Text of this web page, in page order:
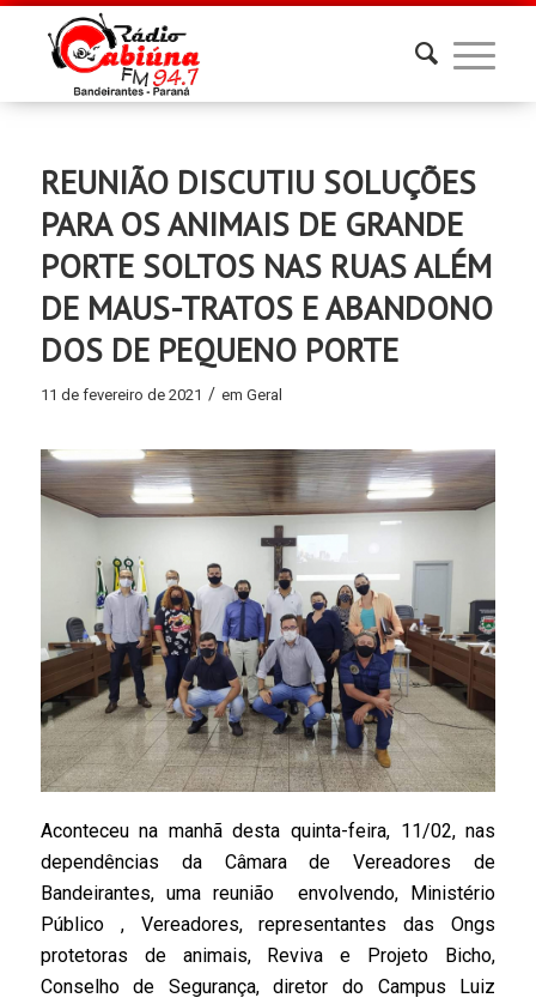
REUNIÃO DISCUTIU SOLUÇÕES
PARA OS ANIMAIS DE GRANDE
PORTE SOLTOS NAS RUAS ALÉM
DE MAUS-TRATOS E ABANDONO
DOS DE PEQUENO PORTE
11 de fevereiro de 2021 / em Geral
Aconteceu na manhã desta quinta-feira, 11/02, nas
dependências da Câmara de Vereadores de
Bandeirantes, uma reunião envolvendo, Ministério
Público , Vereadores, representantes das Ongs
protetoras de animais, Reviva e Projeto Bicho,
Conselho de Segurança, diretor do Campus Luiz